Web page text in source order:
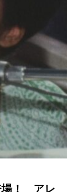
場！ アレ